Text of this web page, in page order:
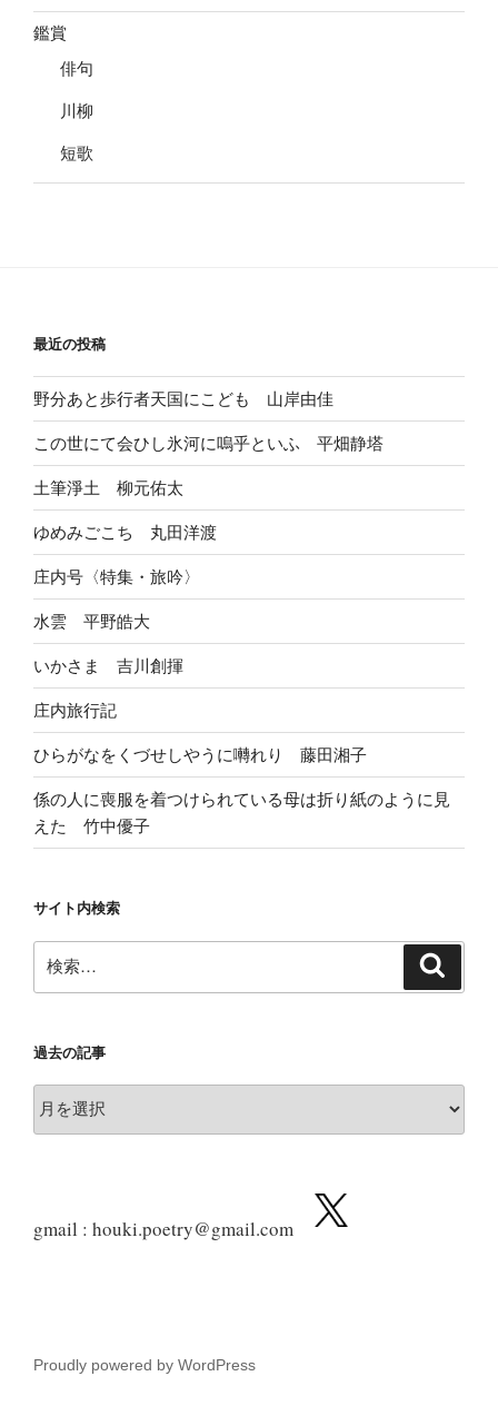
鑑賞
俳句
川柳
短歌
最近の投稿
野分あと歩行者天国にこども 山岸由佳
この世にて会ひし氷河に嗚乎といふ 平畑静塔
土筆淨土 柳元佑太
ゆめみごこち 丸田洋渡
庄内号〈特集・旅吟〉
水雲 平野皓大
いかさま 吉川創揮
庄内旅行記
ひらがなをくづせしやうに囀れり 藤田湘子
係の人に喪服を着つけられている母は折り紙のように見
えた 竹中優子
サイト内検索
索:
過去の記事
去
gmail : houki.poetry@gmail.com
Proudly powered by WordPress